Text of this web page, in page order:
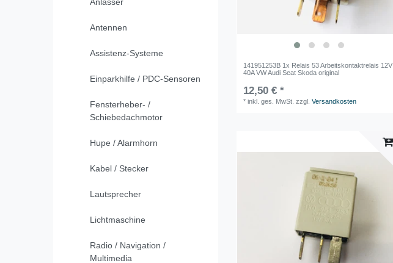
Anlasser
Antennen
Assistenz-Systeme
Einparkhilfe / PDC-Sensoren
Fensterheber- /
Schiebedachmotor
Hupe / Alarmhorn
Kabel / Stecker
Lautsprecher
Lichtmaschine
Radio / Navigation /
Multimedia
141951253B 1x Relais 53 Arbeitskontaktrelais 12V
40A VW Audi Seat Skoda original
12,50 € *
*inkl. ges. MwSt. zzgl.Versandkosten